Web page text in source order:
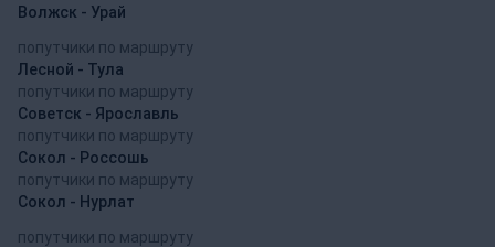
Волжск - Урай
попутчики по маршруту
Лесной - Тула
попутчики по маршруту
Советск - Ярославль
попутчики по маршруту
Сокол - Россошь
попутчики по маршруту
Сокол - Нурлат
попутчики по маршруту